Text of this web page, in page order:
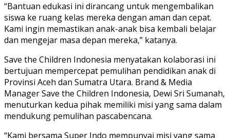
“Bantuan edukasi ini dirancang untuk mengembalikan
siswa ke ruang kelas mereka dengan aman dan cepat.
Kami ingin memastikan anak-anak bisa kembali belajar
dan mengejar masa depan mereka,” katanya.
Save the Children Indonesia menyatakan kolaborasi ini
bertujuan mempercepat pemulihan pendidikan anak di
Provinsi Aceh dan Sumatra Utara. Brand & Media
Manager Save the Children Indonesia, Dewi Sri Sumanah,
menuturkan kedua pihak memiliki misi yang sama dalam
mendukung pemulihan pascabencana.
“Kami bersama Super Indo mempunyai misi yang sama